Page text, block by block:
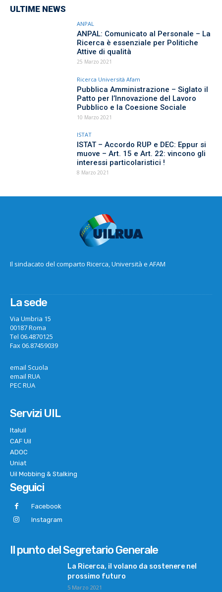
ULTIME NEWS
ANPAL
ANPAL: Comunicato al Personale – La
Ricerca è essenziale per Politiche
Attive di qualità
25 Marzo 2021
Ricerca Università Afam
Pubblica Amministrazione – Siglato il
Patto per l’Innovazione del Lavoro
Pubblico e la Coesione Sociale
10 Marzo 2021
ISTAT
ISTAT – Accordo RUP e DEC: Eppur si
muove – Art. 15 e Art. 22: vincono gli
interessi particolaristici !
8 Marzo 2021
Il sindacato del comparto Ricerca, Università e AFAM
La sede
Via Umbria 15
00187 Roma
Tel 06.4870125
Fax 06.87459039
email Scuola
email RUA
PEC RUA
Servizi UIL
Italuil
CAF Uil
ADOC
Uniat
Uil Mobbing & Stalking
Seguici
Facebook
Instagram
Il punto del Segretario Generale
La Ricerca, il volano da sostenere nel
prossimo futuro
5 Marzo 2021